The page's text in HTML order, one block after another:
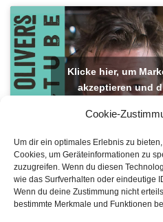
Cookie-
Um dir ein optimales Erlebnis zu
Cookies, um Geräteinformationen zu
zuzugreifen. Wenn du diesen
wie das Surfverhalten oder eindeutige
Wenn du deine Zustimmung nicht
bestimmte Merkmale und Funktionen
Klicke hier, um
akzeptieren und